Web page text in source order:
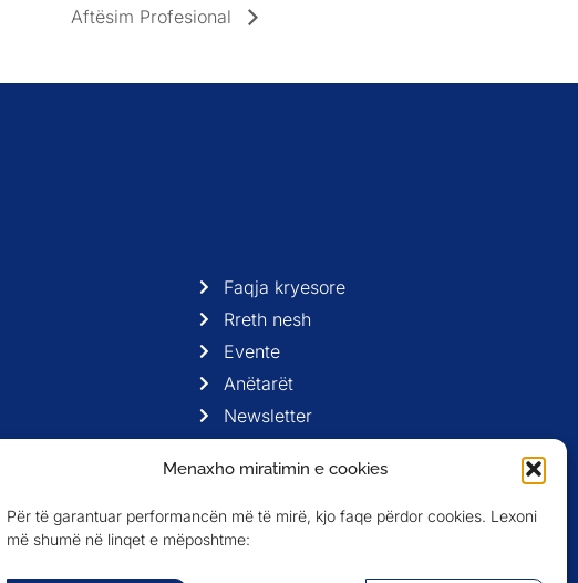
Menaxho miratimin e cookies
Për të garantuar performancën më të mirë, kjo faqe përdor cookies. Lexoni
më shumë në linqet e mëposhtme:
Aftësim Profesional
Faqja kryesore
Rreth nesh
Evente
Anëtarët
Newsletter